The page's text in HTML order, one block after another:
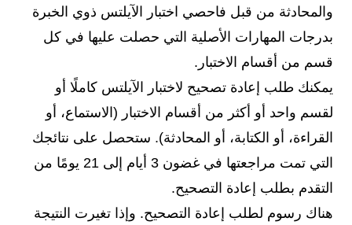
والمحادثة من قبل فاحصي اختبار الآيلتس ذوي الخبرة
بدرجات المهارات الأصلية التي حصلت عليها في كل
قسم من أقسام الاختبار.
يمكنك طلب إعادة تصحيح لاختبار الآيلتس كاملًا أو
لقسم واحد أو أكثر من أقسام الاختبار (الاستماع، أو
القراءة، أو الكتابة، أو المحادثة). ستحصل على نتائجك
التي تمت مراجعتها في غضون 3 أيام إلى 21 يومًا من
التقدم بطلب إعادة التصحيح.
هناك رسوم لطلب إعادة التصحيح. وإذا تغيرت النتيجة